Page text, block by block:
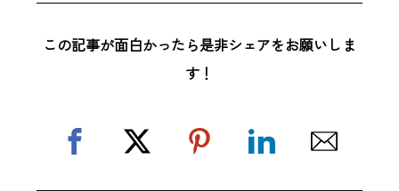
この記事が面白かったら是非シェアをお願いしま
す！